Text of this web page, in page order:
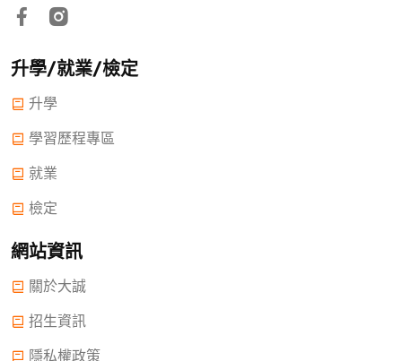
升學/就業/檢定
升學
學習歷程專區
就業
檢定
網站資訊
關於大誠
招生資訊
隱私權政策